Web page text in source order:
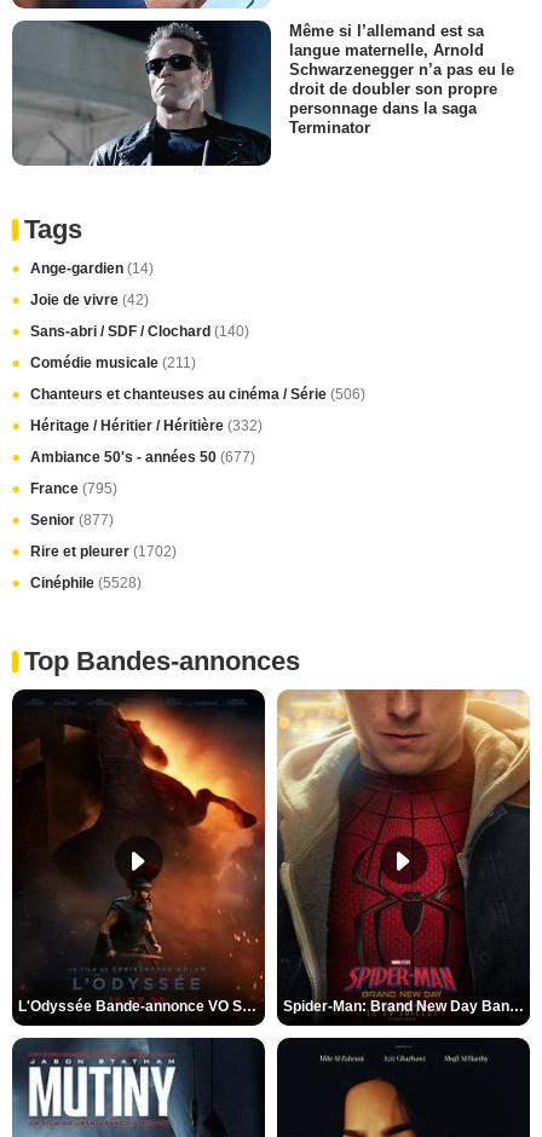
Même si l’allemand est sa
langue maternelle, Arnold
Schwarzenegger n’a pas eu le
droit de doubler son propre
personnage dans la saga
Terminator
Tags
Ange-gardien (14)
Joie de vivre (42)
Sans-abri / SDF / Clochard (140)
Comédie musicale (211)
Chanteurs et chanteuses au cinéma / Série (506)
Héritage / Héritier / Héritière (332)
Ambiance 50's - années 50 (677)
France (795)
Senior (877)
Rire et pleurer (1702)
Cinéphile (5528)
Top Bandes-annonces
L'Odyssée Bande-annonce VO STFR Spider-Man: Brand New Day Bande-annonce VO STFR